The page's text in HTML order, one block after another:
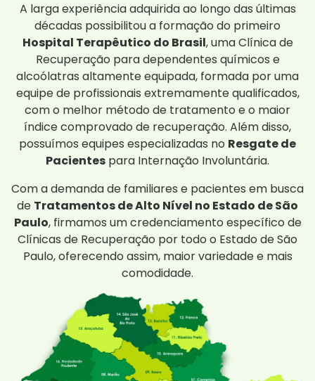
A larga experiência adquirida ao longo das últimas
décadas possibilitou a formação do primeiro
Hospital Terapêutico do Brasil, uma Clínica de
Recuperação para dependentes químicos e
alcoólatras altamente equipada, formada por uma
equipe de profissionais extremamente qualificados,
com o melhor método de tratamento e o maior
índice comprovado de recuperação. Além disso,
possuímos equipes especializadas no Resgate de
Pacientes para Internação Involuntária.
Com a demanda de familiares e pacientes em busca
de Tratamentos de Alto Nível no Estado de São
Paulo, firmamos um credenciamento específico de
Clínicas de Recuperação por todo o Estado de São
Paulo, oferecendo assim, maior variedade e mais
comodidade.